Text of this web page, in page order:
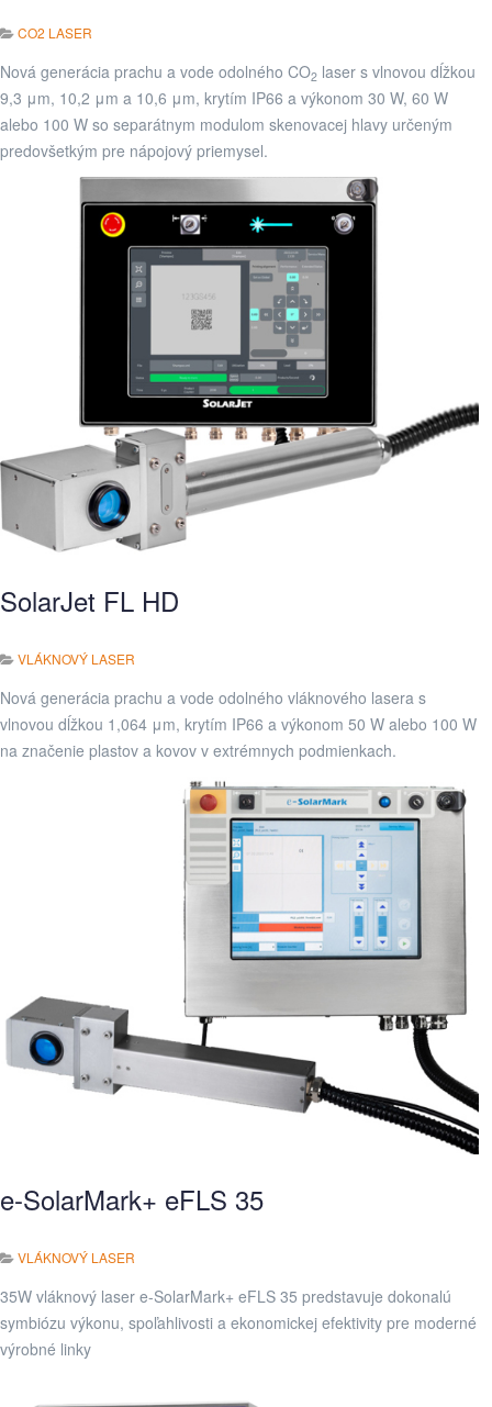
CO2 LASER
Nová generácia prachu a vode odolného CO2 laser s vlnovou dĺžkou
9,3 μm, 10,2 μm a 10,6 μm, krytím IP66 a výkonom 30 W, 60 W
alebo 100 W so separátnym modulom skenovacej hlavy určeným
predovšetkým pre nápojový priemysel.
SolarJet FL HD
VLÁKNOVÝ LASER
Nová generácia prachu a vode odolného vláknového lasera s
vlnovou dĺžkou 1,064 μm, krytím IP66 a výkonom 50 W alebo 100 W
na značenie plastov a kovov v extrémnych podmienkach.
e-SolarMark+ eFLS 35
VLÁKNOVÝ LASER
35W vláknový laser e-SolarMark+ eFLS 35 predstavuje dokonalú
symbiózu výkonu, spoľahlivosti a ekonomickej efektivity pre moderné
výrobné linky